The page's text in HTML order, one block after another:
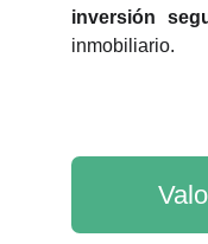
inversión
inmobiliario.